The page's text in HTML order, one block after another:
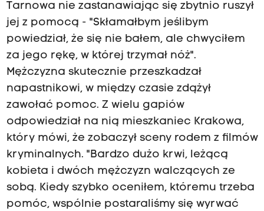
Tarnowa nie zastanawiając się zbytnio ruszył
jej z pomocą - "Skłamałbym jeślibym
powiedział, że się nie bałem, ale chwyciłem
za jego rękę, w której trzymał nóż".
Mężczyzna skutecznie przeszkadzał
napastnikowi, w między czasie zdążył
zawołać pomoc. Z wielu gapiów
odpowiedział na nią mieszkaniec Krakowa,
który mówi, że zobaczył sceny rodem z filmów
kryminalnych. "Bardzo dużo krwi, leżącą
kobieta i dwóch mężczyzn walczących ze
sobą. Kiedy szybko oceniłem, któremu trzeba
pomóc, wspólnie postaraliśmy się wyrwać